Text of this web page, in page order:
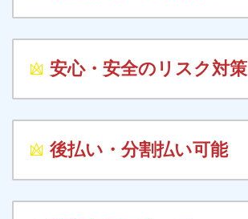
安心・安全のリスク対策
後払い・分割払い可能